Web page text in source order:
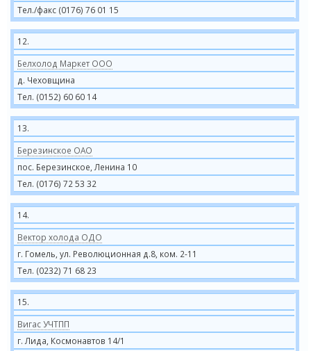
Тел./факс (0176) 76 01 15
12.
Белхолод Маркет ООО
д. Чеховщина
Тел. (0152) 60 60 14
13.
Березинское ОАО
пос. Березинское, Ленина 10
Тел. (0176) 72 53 32
14.
Вектор холода ОДО
г. Гомель, ул. Революционная д.8, ком. 2-11
Тел. (0232) 71 68 23
15.
Вигас УЧТПП
г. Лида, Космонавтов 14/1